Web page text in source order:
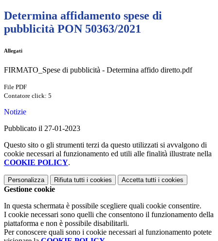
Determina affidamento spese di
pubblicità PON 50363/2021
Allegati
FIRMATO_Spese di pubblicità - Determina affido diretto.pdf
File PDF
Contatore click: 5
Notizie
Pubblicato il 27-01-2023
Questo sito o gli strumenti terzi da questo utilizzati si avvalgono di
cookie necessari al funzionamento ed utili alle finalità illustrate nella
COOKIE POLICY.
Personalizza Rifiuta tutti i cookies Accetta tutti i cookies
Gestione cookie
In questa schermata è possibile scegliere quali cookie consentire.
I cookie necessari sono quelli che consentono il funzionamento della
piattaforma e non è possibile disabilitarli.
Per conoscere quali sono i cookie necessari al funzionamento potete